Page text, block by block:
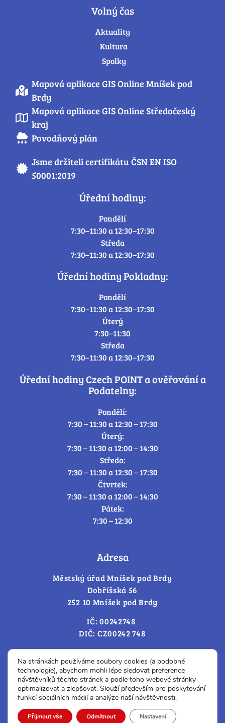
Volný čas
Aktuality
Kultura
Spolky
Mapová aplikace GIS Online Mníšek pod
Brdy
Mapová aplikace GIS Online Středočeský
kraj
Povodňový plán
Jsme držiteli certifikátu ČSN EN ISO
50001:2019
Úřední hodiny:
Pondělí
7:30–11:30 a 12:30–17:30
Středa
7:30–11:30 a 12:30–17:30
Úřední hodiny Pokladny:
Pondělí
7:30–11:30 a 12:30–17:30
Úterý
7:30–11:30
Středa
7:30–11:30 a 12:30–17:30
Úřední hodiny Czech POINT a ověřování a
Podatelny:
Pondělí:
7:30 – 11:30 a 12:30 – 17:30
Úterý:
7:30 – 11:30 a 12:00 – 14:30
Středa:
7:30 – 11:30 a 12:30 – 17:30
Čtvrtek:
7:30 – 11:30 a 12:00 – 14:30
Pátek:
7:30 – 12:30
Adresa
Městský úřad Mníšek pod Brdy
Dobříšská 56
252 10 Mníšek pod Brdy
IČ: 00242748
DIČ: CZ00242 748
Cookies – změna souhlasu
Prohlášení o přístupnosti
© Všechna práva vyhrazena.
Na stránkách používáme soubory cookies (a podobné
technologie), abychom mohli lépe sledovat preference
návštěvníků těchto stránek a podle toho webové stránky
optimalizovat a zlepšovat. Slouží především pro poskytování
funkcí sociálních médií a analýze naší návštěvnosti.
Přijmout vše Odmítnout Nastavení